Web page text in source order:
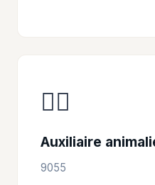
👩‍⚕️
Auxiliaire
9055